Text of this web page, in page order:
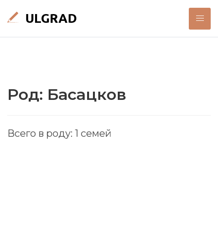
Род: Басацков
Всего в роду: 1 семей